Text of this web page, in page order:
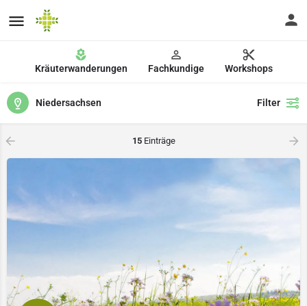
Kräuterwanderungen Fachkundige Workshops
Niedersachsen Filter
15Einträge